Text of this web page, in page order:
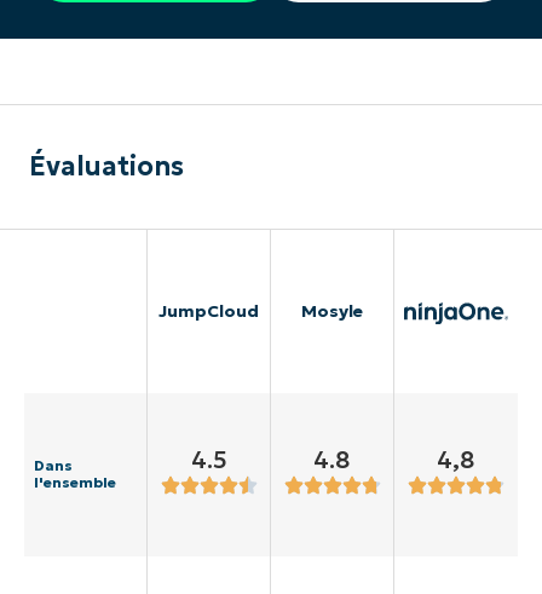
Évaluations
JumpCloud Mosyle
Dans
l'ensemble
4.5 4.8 4,8